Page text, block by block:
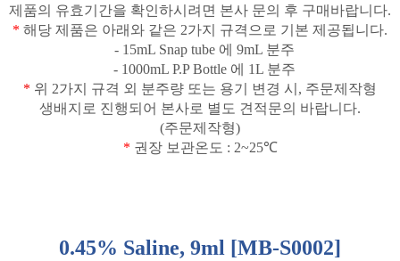
제품의 유효기간을 확인하시려면 본사 문의 후 구매바랍니다.
* 해당 제품은 아래와 같은 2가지 규격으로 기본 제공됩니다.
- 15mL Snap tube 에9mL 분주
- 1000mL P.P Bottle 에 1L 분주
* 위 2가지 규격 외 분주량 또는 용기 변경 시 , 주문제작형
생배지로 진행되어 본사로 별도 견적문의 바랍니다.
(주문제작형)
* 권장 보관온도 : 2~25℃
0.45% Saline, 9ml [MB-S0002]